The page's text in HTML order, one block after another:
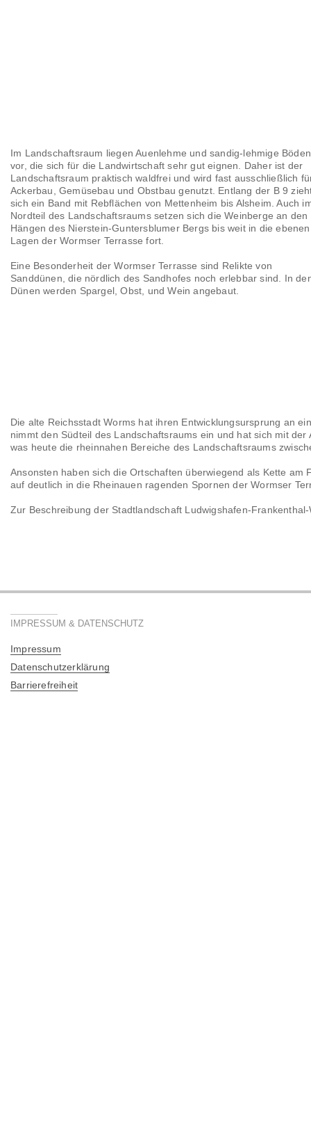
Im Landschaftsraum liegen Auenlehme und sandig-lehmige Böden
vor, die sich für die Landwirtschaft sehr gut eignen. Daher ist der
Landschaftsraum praktisch waldfrei und wird fast ausschließlich
Ackerbau, Gemüsebau und Obstbau genutzt. Entlang der B 9
sich ein Band mit Rebflächen von Mettenheim bis Alsheim. Auch
Nordteil des Landschaftsraums setzen sich die Weinberge an den
Hängen des Nierstein-Guntersblumer Bergs bis weit in die ebenen
Lagen der Wormser Terrasse fort.
Eine Besonderheit der Wormser Terrasse sind Relikte von
Sanddünen, die nördlich des Sandhofes noch erlebbar sind. In
Dünen werden Spargel, Obst, und Wein angebaut.
Die alte Reichsstadt Worms hat ihren Entwicklungsursprung an
nimmt den Südteil des Landschaftsraums ein und hat sich mit
was heute die rheinnahen Bereiche des Landschaftsraums
Ansonsten haben sich die Ortschaften überwiegend als Kette
auf deutlich in die Rheinauen ragenden Spornen der Wormser
Zur Beschreibung der Stadtlandschaft Ludwigshafen-
IMPRESSUM & DATENSCHUTZ
Impressum
Datenschutzerklärung
Barrierefreiheit